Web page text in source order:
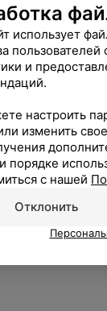
использует
и
настроить
изменить
порядке
с нашей
Отклонить